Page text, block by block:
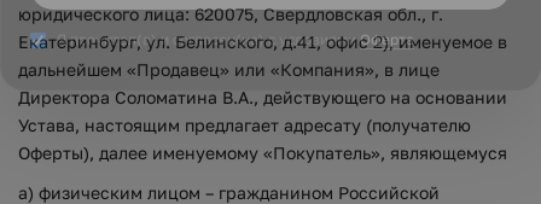
юридического лица: 620075, Свердловская обл., г.
Екатеринбург, ул. Белинского, д.41, офис 2), именуемое в
дальнейшем «Продавец» или «Компания», в лице
Директора Соломатина В.А., действующего на основании
Устава, настоящим предлагает адресату (получателю
Оферты), далее именуемому «Покупатель», являющемуся
a) физическим лицом – гражданином Российской
Я прочитал(а) и согласен(на) с условиямиОферта